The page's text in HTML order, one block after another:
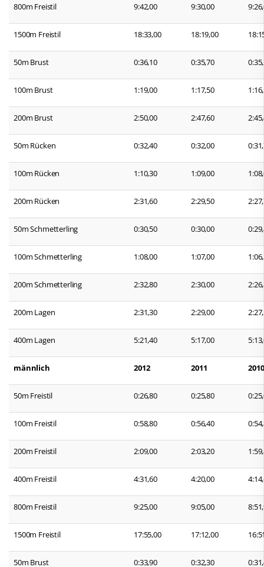
800m Freistil 9:42,00 9:30,00
1500m Freistil 18:33,00 18:19,00
50m Brust 0:36,10 0:35,70
100m Brust 1:19,00 1:17,50
200m Brust 2:50,00 2:47,60
50m Rücken 0:32,40 0:32,00
100m Rücken 1:10,30 1:09,00
200m Rücken 2:31,60 2:29,50
50m Schmetterling 0:30,50 0:30,00
100m Schmetterling 1:08,00 1:07,00
200m Schmetterling 2:32,80 2:30,00
200m Lagen 2:31,30 2:29,00
400m Lagen 5:21,40 5:17,00
männlich 2012 2011 2010
50m Freistil 0:26,80 0:25,80
100m Freistil 0:58,80 0:56,40
200m Freistil 2:09,00 2:03,20
400m Freistil 4:31,60 4:20,00
800m Freistil 9:25,00 9:05,00
1500m Freistil 17:55,00 17:12,00
50m Brust 0:33,90 0:32,30